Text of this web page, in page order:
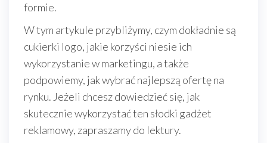
formie.
W tym artykule przybliżymy, czym dokładnie są
cukierki logo, jakie korzyści niesie ich
wykorzystanie w marketingu, a także
podpowiemy, jak wybrać najlepszą ofertę na
rynku. Jeżeli chcesz dowiedzieć się, jak
skutecznie wykorzystać ten słodki gadżet
reklamowy, zapraszamy do lektury.